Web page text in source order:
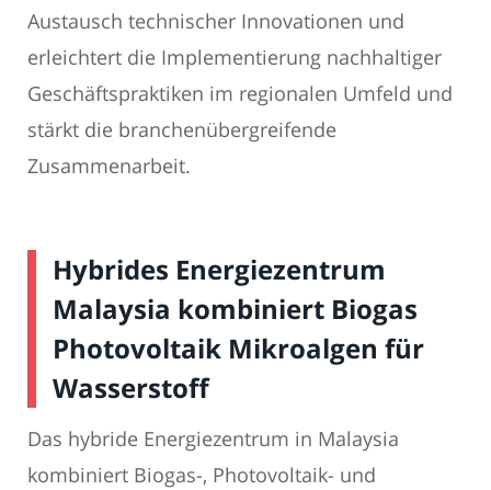
Austausch technischer Innovationen und
erleichtert die Implementierung nachhaltiger
Geschäftspraktiken im regionalen Umfeld und
stärkt die branchenübergreifende
Zusammenarbeit.
Hybrides Energiezentrum
Malaysia kombiniert Biogas
Photovoltaik Mikroalgen für
Wasserstoff
Das hybride Energiezentrum in Malaysia
kombiniert Biogas-, Photovoltaik- und